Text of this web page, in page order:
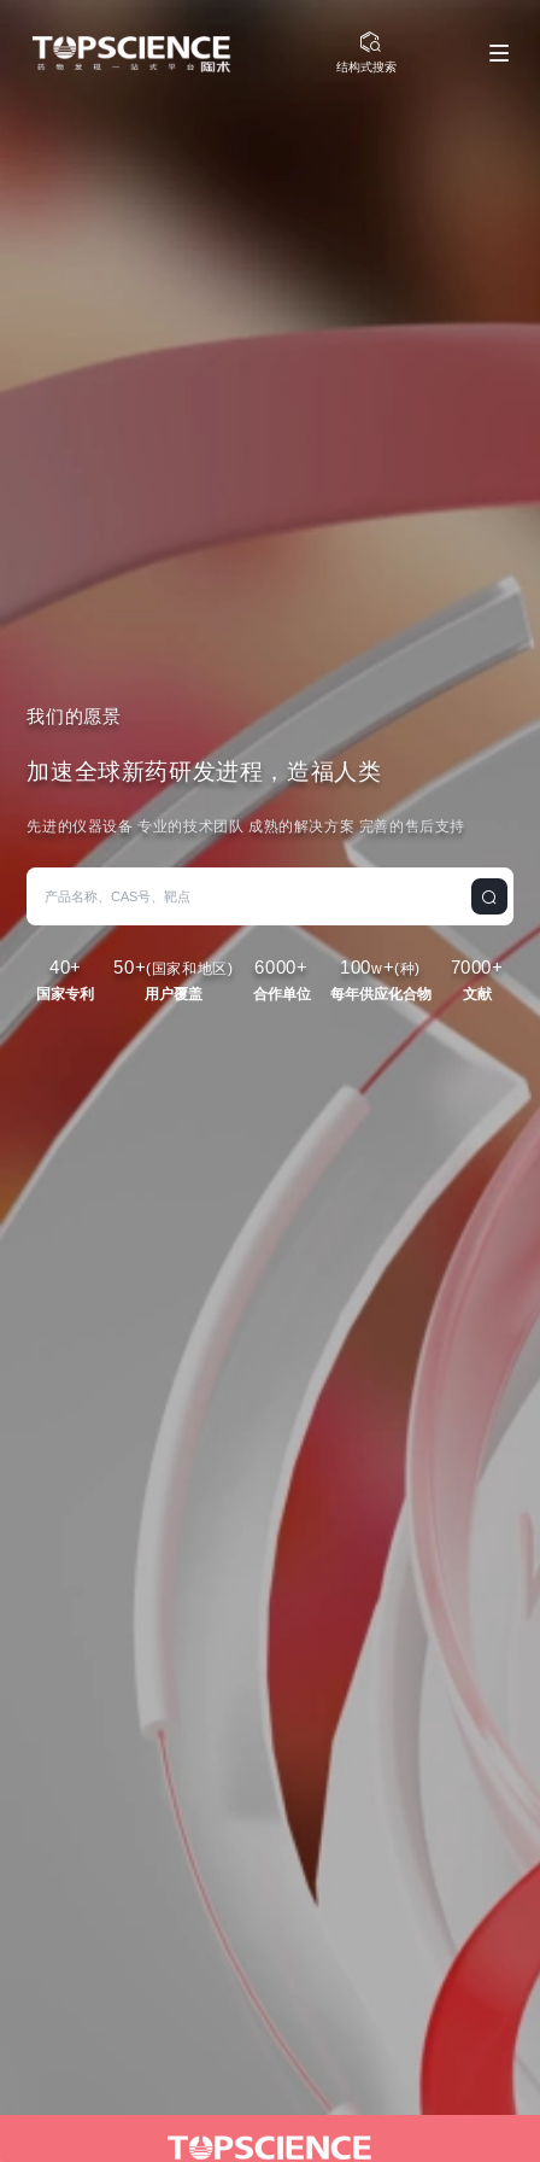
结构式搜索
我们的愿景
加速全球新药研发进程，造福人类
先进的仪器设备 专业的技术团队 成熟的解决方案 完善的售后支持
40+
国家专利
50+(国家和地区)
用户覆盖
6000+
合作单位
100w+(种)
每年供应化合物
7000+
文献